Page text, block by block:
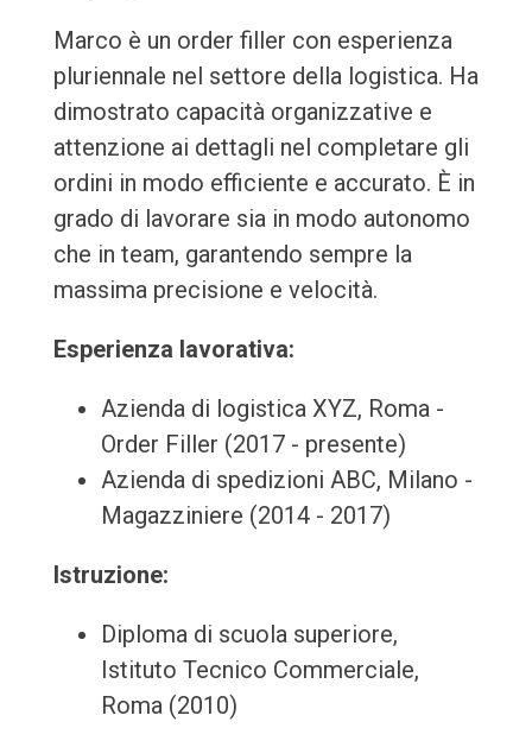
Marco è un order filler con esperienza
pluriennale nel settore della logistica. Ha
dimostrato capacità organizzative e
attenzione ai dettagli nel completare gli
ordini in modo efficiente e accurato. È in
grado di lavorare sia in modo autonomo
che in team, garantendo sempre la
massima precisione e velocità.
Esperienza lavorativa:
Azienda di logistica XYZ, Roma -
Order Filler (2017 - presente)
Azienda di spedizioni ABC, Milano -
Magazziniere (2014 - 2017)
Istruzione:
Diploma di scuola superiore,
Istituto Tecnico Commerciale,
Roma (2010)